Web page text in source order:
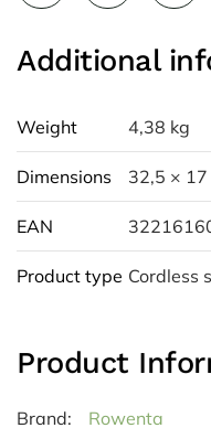
Additional
Weight 4,38 kg
Dimensions 32,5 ×
EAN
Product type Cordless
Product
Brand: Rowenta